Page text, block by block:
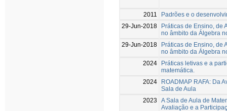
2011
Padrões e o
29-Jun-2018
Práticas de Ensino, de
no âmbito da Álgebra
29-Jun-2018
Práticas de Ensino, de
no âmbito da Álgebra
2024
Práticas letivas e a
matemática.
2024
ROADMAP RAFA: Da
Sala de Aula
2023
A Sala de Aula de
Avaliação e a